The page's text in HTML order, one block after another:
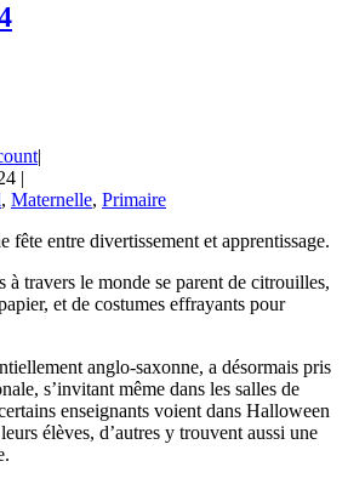
|
|
, Maternelle, Primaire
fête entre divertissement et apprentissage.
à travers le monde se parent de citrouilles,
et de costumes effrayants pour
anglo-saxonne, a désormais pris
s’invitant même dans les salles de
enseignants voient dans Halloween
élèves, d’autres y trouvent aussi une